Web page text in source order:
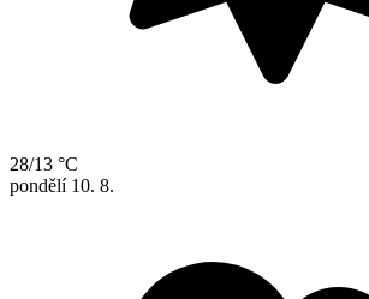
28/13 °C
pondělí 10. 8.